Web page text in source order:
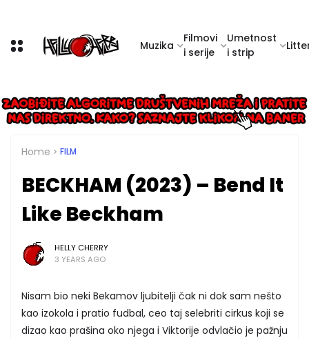
Muzika
Filmovi
i serije
Umetnost
i strip
Home FILM
BECKHAM (2023) – Bend It
Like Beckham
HELLY CHERRY
3 YEARS AGO
Nisam bio neki Bekamov ljubitelji čak ni dok sam nešto
kao izokola i pratio fudbal, ceo taj selebriti cirkus koji se
dizao kao prašina oko njega i Viktorije odvlačio je pažnju